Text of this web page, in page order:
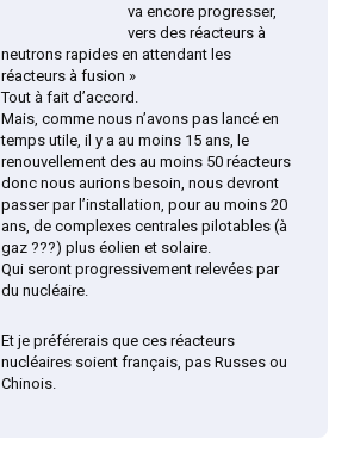
va encore progresser,
vers des réacteurs à
neutrons rapides en attendant les
réacteurs à fusion »
Tout à fait d’accord.
Mais, comme nous n’avons pas lancé en
temps utile, il y a au moins 15 ans, le
renouvellement des au moins 50 réacteurs
donc nous aurions besoin, nous devront
passer par l’installation, pour au moins 20
ans, de complexes centrales pilotables (à
gaz ???) plus éolien et solaire.
Qui seront progressivement relevées par
du nucléaire.
Et je préférerais que ces réacteurs
nucléaires soient français, pas Russes ou
Chinois.